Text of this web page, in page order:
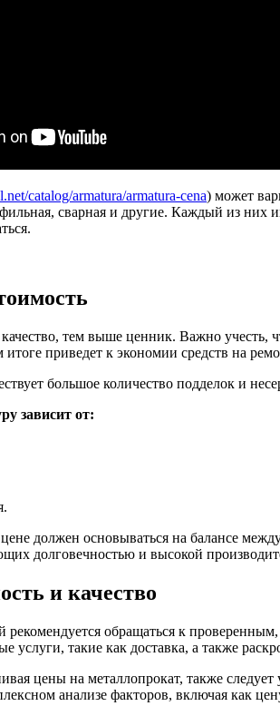
catalog/armatura/armatura-cena) может
сварная и другие. Каждый из них
тем выше ценник. Важно учесть,
итоге приведет к экономии средств на
большое количество подделок и
зависит от:
должен основываться на балансе
долговечностью и высокой
и качество
рекомендуется обращаться к
услуги, такие как доставка, а также
цены на металлопрокат, также
анализе факторов, включая как